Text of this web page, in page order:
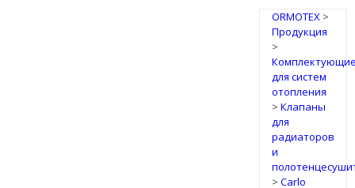
ORMOTEX>
Продукция
>
для систем
отопления
> Клапаны
для
радиаторов
и
> Carlo